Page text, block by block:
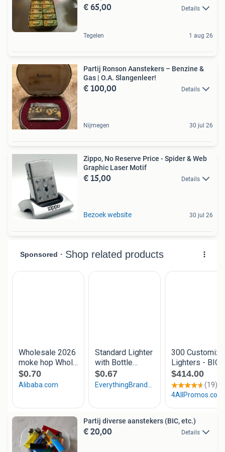
€ 65,00 Details
Tegelen 1 aug 26
Partij Ronson Aanstekers – Benzine &
Gas | O.A. Slangenleer!
€ 100,00 Details
Nijmegen 30 jul 26
Zippo, No Reserve Price - Spider & Web
Graphic Laser Motif
€ 15,00 Details
Bezoek website 30 jul 26
Partij diverse aanstekers (BIC, etc.)
€ 20,00 Details